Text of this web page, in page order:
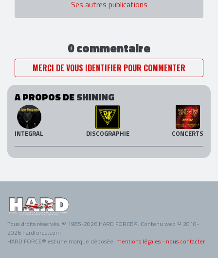
Ses autres publications
0 commentaire
MERCI DE VOUS IDENTIFIER POUR COMMENTER
A PROPOS DESHINING
INTEGRAL DISCOGRAPHIE CONCERTS
Tous droits réservés. © 1985-2026 HARD FORCE®. Contenu web © 2010-
2026 hardforce.com
HARD FORCE® est une marque déposée. mentions légales - nous contacter